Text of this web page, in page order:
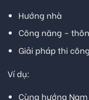
Hướng nhà
Công năng –
Giải pháp thi
Ví dụ:
Cùng hướng